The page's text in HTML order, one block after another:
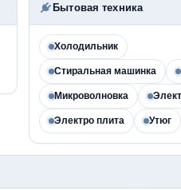
Бытовая техника
Холодильник
Стиральная машинка
Микроволновка
Электро плита Утюг